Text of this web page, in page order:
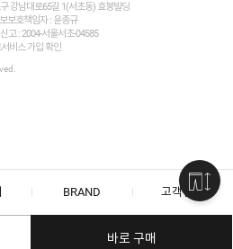
바로 구매
강남대로65길 1(서초동) 효봉빌딩
보호책임자 : 윤종규
고 : 2004-서울서초-04585
비스 가입 확인
BRAND 고객센터